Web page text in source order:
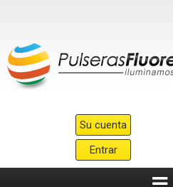
Su cuenta
Entrar